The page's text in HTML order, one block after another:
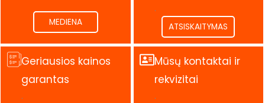
MEDIENA
.
ATSISKAITYMAS
Geriausios kainos
garantas
.
Mūsų kontaktai ir
rekvizitai
.